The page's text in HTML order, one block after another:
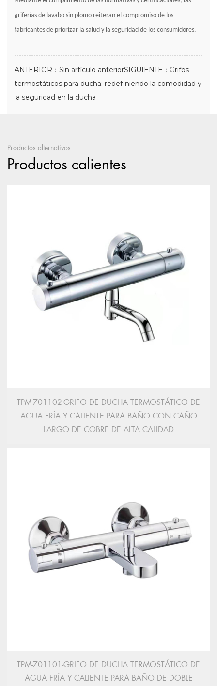
griferías de lavabo sin plomo reiteran el compromiso de los
fabricantes de priorizar la salud y la seguridad de los consumidores.
ANTERIOR：Sin artículo anteriorSIGUIENTE：Grifos
termostáticos para ducha: redefiniendo la comodidad y
la seguridad en la ducha
Productos alternativos
Productos calientes
TPM-701102-GRIFO DE DUCHA TERMOSTÁTICO DE
AGUA FRÍA Y CALIENTE PARA BAÑO CON CAÑO
LARGO DE COBRE DE ALTA CALIDAD
TPM-701101-GRIFO DE DUCHA TERMOSTÁTICO DE
AGUA FRÍA Y CALIENTE PARA BAÑO DE DOBLE